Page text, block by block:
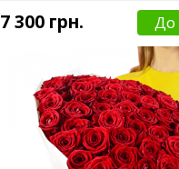
7 300 грн. До